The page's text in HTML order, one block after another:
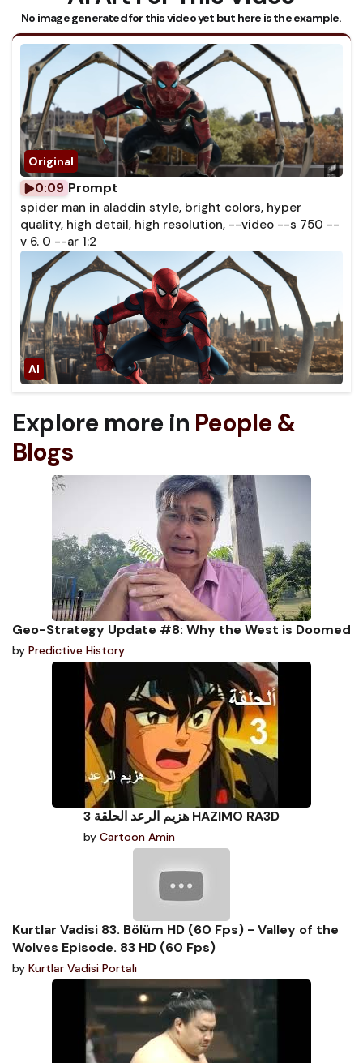
No image generated for this video yet but here is the example.
0:09 Prompt
spider man in aladdin style, bright colors, hyper
quality, high detail, high resolution, --video --s 750 --
v 6. 0 --ar 1:2
Explore more in People &
Blogs
Geo-Strategy Update #8: Why the West is Doomed
by Predictive History
هزيم الرعد الحلقة 3 HAZIMO RA3D
by Cartoon Amin
Kurtlar Vadisi 83. Bölüm HD (60 Fps) - Valley of the
Wolves Episode. 83 HD (60 Fps)
by Kurtlar Vadisi Portalı